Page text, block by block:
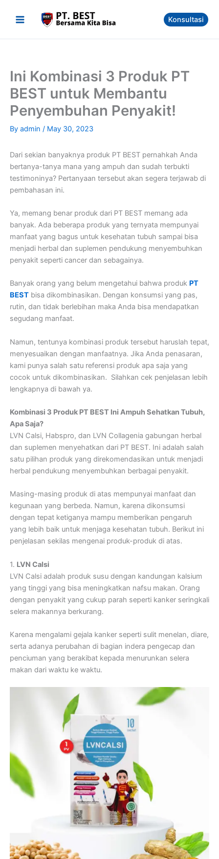
Konsultasi
Ini Kombinasi 3 Produk PT
BEST untuk Membantu
Penyembuhan Penyakit!
By admin / May 30, 2023
Dari sekian banyaknya produk PT BEST pernahkah Anda
bertanya-tanya mana yang ampuh dan sudah terbukti
testimoninya? Pertanyaan tersebut akan segera terjawab di
pembahasan ini.
Ya, memang benar produk dari PT BEST memang ada
banyak. Ada beberapa produk yang ternyata mempunyai
manfaat yang bagus untuk kesehatan tubuh sampai bisa
menjadi herbal dan suplemen pendukung menyembuhkan
penyakit seperti cancer dan sebagainya.
Banyak orang yang belum mengetahui bahwa produk PT
BEST bisa dikombinasikan. Dengan konsumsi yang pas,
rutin, dan tidak berlebihan maka Anda bisa mendapatkan
segudang manfaat.
Namun, tentunya kombinasi produk tersebut haruslah tepat,
menyesuaikan dengan manfaatnya. Jika Anda penasaran,
kami punya salah satu referensi produk apa saja yang
cocok untuk dikombinasikan. Silahkan cek penjelasan lebih
lengkapnya di bawah ya.
Kombinasi 3 Produk PT BEST Ini Ampuh Sehatkan Tubuh,
Apa Saja?
LVN Calsi, Habspro, dan LVN Collagenia gabungan herbal
dan suplemen menyehatkan dari PT BEST. Ini adalah salah
satu pilihan produk yang direkomendasikan untuk menjadi
herbal pendukung menyembuhkan berbagai penyakit.
Masing-masing produk di atas mempunyai manfaat dan
kegunaan yang berbeda. Namun, karena dikonsumsi
dengan tepat ketiganya mampu memberikan pengaruh
yang lebih baik untuk menjaga kesehatan tubuh. Berikut ini
penjelasan sekilas mengenai produk-produk di atas.
1. LVN Calsi
LVN Calsi adalah produk susu dengan kandungan kalsium
yang tinggi yang bisa meningkatkan nafsu makan. Orang
dengan penyakit yang cukup parah seperti kanker seringkali
selera makannya berkurang.
Karena mengalami gejala kanker seperti sulit menelan, diare,
serta adanya perubahan di bagian indera pengecap dan
penciuman yang berakibat kepada menurunkan selera
makan dari waktu ke waktu.